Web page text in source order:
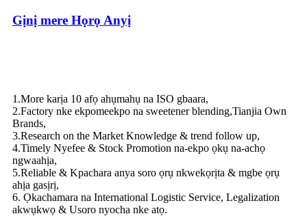
Gịnị mere Họrọ Anyị
1.More karịa 10 afọ ahụmahụ na ISO gbaara,
2.Factory nke ekpomeekpo na sweetener blending,Tianjia Own
Brands,
3.Research on the Market Knowledge & trend follow up,
4.Timely Nyefee & Stock Promotion na-ekpo ọkụ na-achọ
ngwaahịa,
5.Reliable & Kpachara anya soro ọrụ nkwekọrịta & mgbe ọrụ
ahịa gasịrị,
6. Ọkachamara na International Logistic Service, Legalization
akwụkwọ & Usoro nyocha nke atọ.